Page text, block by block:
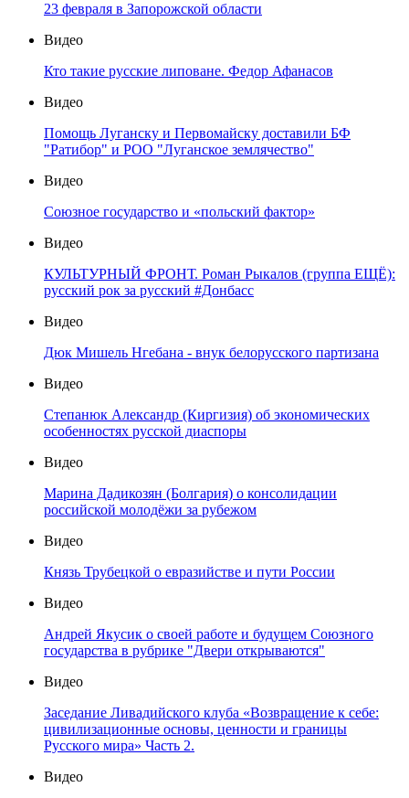
23 февраля в Запорожской области
Видео
Кто такие русские липоване. Федор Афанасов
Видео
Помощь Луганску и Первомайску доставили БФ
"Ратибор" и РОО "Луганское землячество"
Видео
Союзное государство и «польский фактор»
Видео
КУЛЬТУРНЫЙ ФРОНТ. Роман Рыкалов (группа ЕЩЁ):
русский рок за русский #Донбасс
Видео
Дюк Мишель Нгебана - внук белорусского партизана
Видео
Степанюк Александр (Киргизия) об экономических
особенностях русской диаспоры
Видео
Марина Дадикозян (Болгария) о консолидации
российской молодёжи за рубежом
Видео
Князь Трубецкой о евразийстве и пути России
Видео
Андрей Якусик о своей работе и будущем Союзного
государства в рубрике "Двери открываются"
Видео
Заседание Ливадийского клуба «Возвращение к себе:
цивилизационные основы, ценности и границы
Русского мира» Часть 2.
Видео